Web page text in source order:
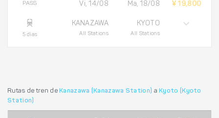
PASS
5 días
Vi, 14/08
KANAZAWA
All Stations
Ma, 18/08
KYOTO
All Stations
¥ 19,800
Rutas de tren de Kanazawa (Kanazawa Station) a Kyoto (Kyoto
Station)